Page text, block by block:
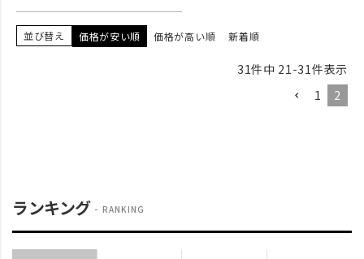
並び替え 価格が安い順 価格が高い順 新着順
31件中 21 -31件表示
1
2
ランキング RANKING